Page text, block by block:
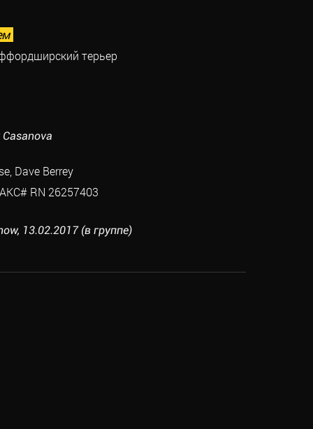
терьер
Dave Berrey
RN 26257403
13.02.2017 (в группе)